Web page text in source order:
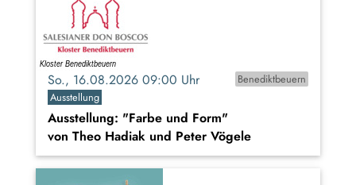
So., 16.08.2026 09:00 Uhr
Benediktbeuern
Ausstellung
Ausstellung: "Farbe und Form"
von Theo Hadiak und Peter Vögele